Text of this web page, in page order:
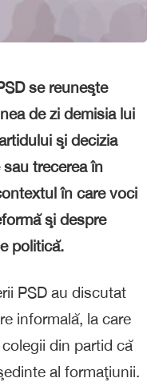
se reuneşte
de zi demisia lui
şi decizia
trecerea în
în care voci
şi despre
politică.
PSD au discutat
informală, la care
din partid că
al formaţiunii.